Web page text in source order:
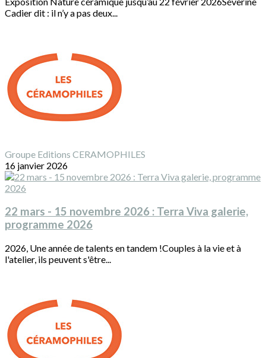
Cadier dit : il n’y a pas deux...
Groupe Editions CERAMOPHILES
16 janvier 2026
22 mars - 15 novembre 2026 : Terra Viva galerie,
programme 2026
2026, Une année de talents en tandem !Couples à la vie et à
l'atelier, ils peuvent s'être...